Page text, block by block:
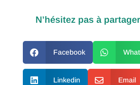
N’hésitez pas à
 Facebook 
 Linkedin  Email